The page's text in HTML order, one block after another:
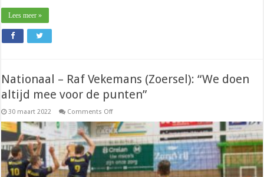
Lees meer »
Nationaal – Raf Vekemans (Zoersel): “We doen
altijd mee voor de punten”
30 maart 2022 Comments Offon
–
Raf
Vekemans
(Zoersel):
“We
doen
altijd